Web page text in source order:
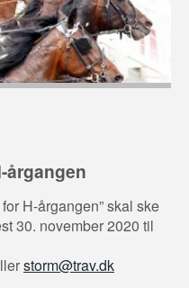
H-årgangen” skal ske
30. november 2020 til
storm@trav.dk